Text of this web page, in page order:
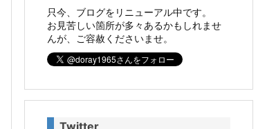
只今、ブログをリニューアル中です。
お見苦しい箇所が多々あるかもしれませ
んが、ご容赦くださいませ。
Twitter